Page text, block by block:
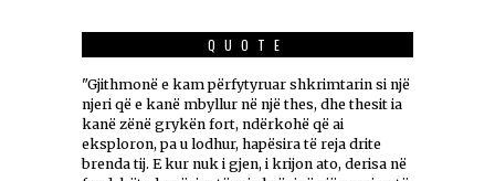
QUOTE
"Gjithmonë e kam përfytyruar shkrimtarin si një
njeri që e kanë mbyllur në një thes, dhe thesit ia
kanë zënë grykën fort, ndërkohë që ai
eksploron, pa u lodhur, hapësira të reja drite
brenda tij. E kur nuk i gjen, i krijon ato, derisa në